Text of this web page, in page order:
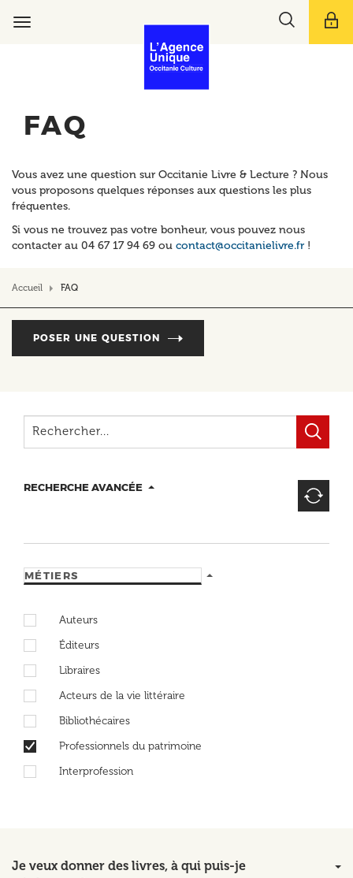
Toggle
FAQ
Vous avez une question sur Occitanie Livre & Lecture ? Nous
vous proposons quelques réponses aux questions les plus
fréquentes.
Si vous ne trouvez pas votre bonheur, vous pouvez nous
contacter au 04 67 17 94 69 ou contact@occitanielivre.fr!
Accueil FAQ
POSER UNE QUESTION
RECHERCHE AVANCÉE
MÉTIERS
Auteurs
Éditeurs
Libraires
Acteurs de la vie littéraire
Bibliothécaires
Professionnels du patrimoine
Interprofession
Je veux donner des livres, à qui puis-je